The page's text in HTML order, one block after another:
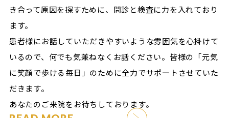
き合って原因を探すために、問診と検査に力を入れており
ます。
患者様にお話していただきやすいような雰囲気を心掛けて
いるので、何でも気兼ねなくお話ください。皆様の「元気
に笑顔で歩ける毎日」のために全力でサポートさせていた
だきます。
あなたのご来院をお待ちしております。